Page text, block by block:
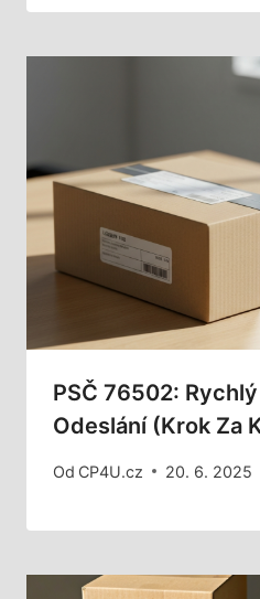
PSČ 76502:
Odeslání (Krok Za
Od CP4U.cz 20. 6. 2025